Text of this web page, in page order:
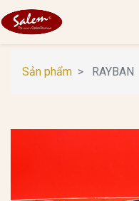
Sản phẩm RAYBAN